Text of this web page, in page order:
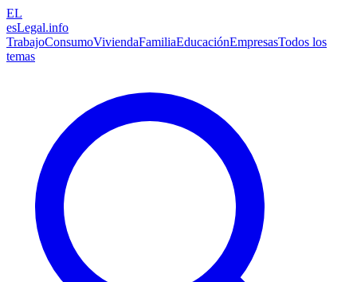
EL
esLegal.info
TrabajoConsumoViviendaFamiliaEducaciónEmpresasTodos los
temas